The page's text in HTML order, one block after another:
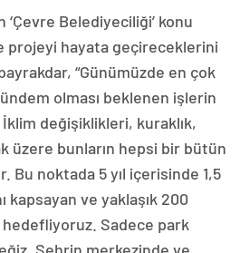
‘Çevre Belediyeciliği’ konu
projeyi hayata geçireceklerini
“Günümüzde en çok
olması beklenen işlerin
değişiklikleri, kuraklık,
üzere bunların hepsi bir bütün
Bu noktada 5 yıl içerisinde 1,5
kapsayan ve yaklaşık 200
hedefliyoruz. Sadece park